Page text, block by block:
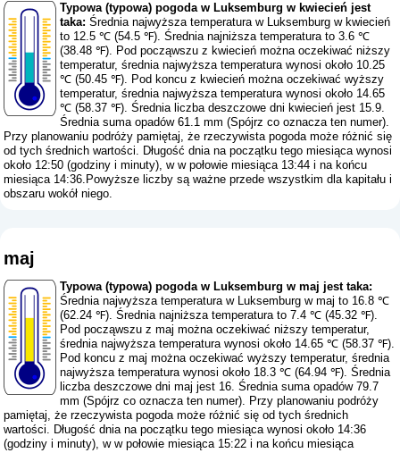
Typowa (typowa) pogoda w Luksemburg w kwiecień jest
taka: Średnia najwyższa temperatura w Luksemburg w kwiecień
to 12.5 ℃ (54.5 ℉). Średnia najniższa temperatura to 3.6 ℃
(38.48 ℉). Pod począwszu z kwiecień można oczekiwać niższy
temperatur, średnia najwyższa temperatura wynosi około 10.25
℃ (50.45 ℉). Pod koncu z kwiecień można oczekiwać wyższy
temperatur, średnia najwyższa temperatura wynosi około 14.65
℃ (58.37 ℉). Średnia liczba deszczowe dni kwiecień jest 15.9.
Średnia suma opadów 61.1 mm (Spójrz co oznacza ten numer).
Przy planowaniu podróży pamiętaj, że rzeczywista pogoda może różnić się
od tych średnich wartości. Długość dnia na początku tego miesiąca wynosi
około 12:50 (godziny i minuty), w w połowie miesiąca 13:44 i na końcu
miesiąca 14:36.Powyższe liczby są ważne przede wszystkim dla kapitału i
obszaru wokół niego.
maj
Typowa (typowa) pogoda w Luksemburg w maj jest taka:
Średnia najwyższa temperatura w Luksemburg w maj to 16.8 ℃
(62.24 ℉). Średnia najniższa temperatura to 7.4 ℃ (45.32 ℉).
Pod począwszu z maj można oczekiwać niższy temperatur,
średnia najwyższa temperatura wynosi około 14.65 ℃ (58.37 ℉).
Pod koncu z maj można oczekiwać wyższy temperatur, średnia
najwyższa temperatura wynosi około 18.3 ℃ (64.94 ℉). Średnia
liczba deszczowe dni maj jest 16. Średnia suma opadów 79.7
mm (Spójrz co oznacza ten numer). Przy planowaniu podróży
pamiętaj, że rzeczywista pogoda może różnić się od tych średnich
wartości. Długość dnia na początku tego miesiąca wynosi około 14:36
(godziny i minuty), w w połowie miesiąca 15:22 i na końcu miesiąca